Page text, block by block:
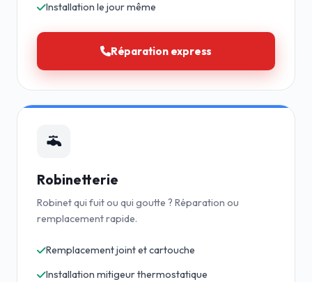
Installation le jour même
Réparation express
Robinetterie
Robinet qui fuit ou qui goutte ? Réparation ou
remplacement rapide.
Remplacement joint et cartouche
Installation mitigeur thermostatique